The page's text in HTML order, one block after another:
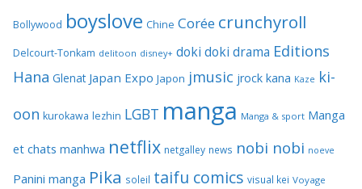
Bollywood boyslove Chine Corée crunchyroll
Delcourt-Tonkam delitoon disney+ doki doki drama Editions
Hana Glenat Japan Expo Japon jmusic jrock kana Kaze ki-
oon kurokawa lezhin LGBT manga Manga & sport Manga
et chats manhwa netflix netgalley news nobi nobi noeve
Panini manga Pika soleil taifu comics visual kei Voyage